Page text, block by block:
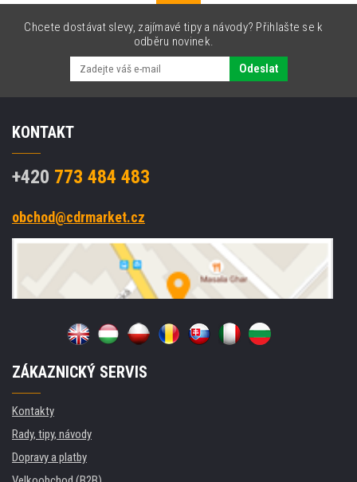
Chcete dostávat slevy, zajímavé tipy a návody? Přihlašte se k
odběru novinek.
Odeslat
KONTAKT
+420 773 484 483
obchod@cdrmarket.cz
ZÁKAZNICKÝ SERVIS
Kontakty
Rady, tipy, návody
Dopravy a platby